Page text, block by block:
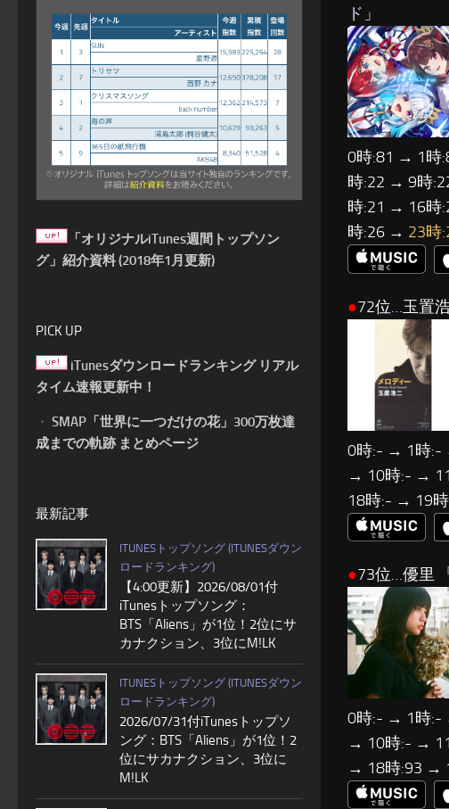
ド 」
0時:81 → 1時
時:22 → 9時
時:21 → 16時
時:26 → 23時
●72位…玉置
0時:- → 1時
→ 10時:- →
18時:- → 19
●73位…優里 「
0時:- → 1時
→ 10時:- →
→ 18時:93 →
「オリジナルiTunes週間トップソン
グ」紹介資料 (2018年1月更新)
PICK UP
iTunesダウンロードランキング リアル
タイム速報更新中！
・ SMAP「世界に一つだけの花」300万枚達
成までの軌跡 まとめページ
最新記事
ITUNESトップソング (ITUNESダウン
ロードランキング)
【4:00更新】2026/08/01付
iTunesトップソング：
BTS「Aliens」が1位！2位にサ
カナクション、3位にM!LK
ITUNESトップソング (ITUNESダウン
ロードランキング)
2026/07/31付iTunesトップソ
ング：BTS「Aliens」が1位！2
位にサカナクション、3位に
M!LK